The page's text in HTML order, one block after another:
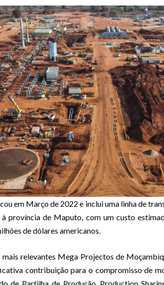
em Março de 2022 e inclui uma linha de
província de Maputo, com um custo
de dólares americanos.
relevantes Mega Projectos de
contribuição para o compromisso de